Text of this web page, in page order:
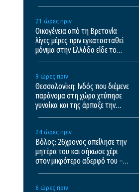
21 ώρες πριν
Οικογένεια από τη Βρετανία
λίγες μέρες πριν εγκατασταθεί
μόνιμα στην Ελλάδα είδε το
9 ώρες πριν
Θεσσαλονίκη: Ινδός που διέμενε
παράνομα στη χώρα χτύπησε
γυναίκα και της άρπαξε την
24 ώρες πριν
Βόλος: 26χρονος απείλησε την
μητέρα του και σήκωσε χέρι
στον μικρότερο αδερφό του –
6 ώρες πριν